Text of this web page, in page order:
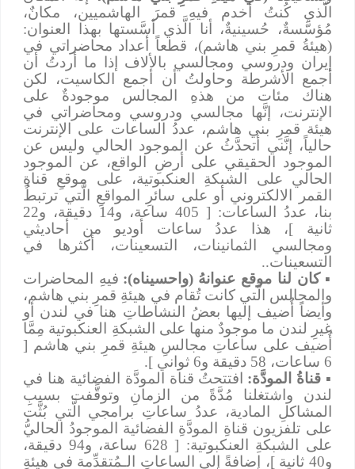
الَّذي كُنتُ أخدم فيهِ قمرَ الهاشميين، مكانٌ،
مُؤسَّسةٌ، حُسينيةٌ، أنا الَّذي أسَّستها بهذا العنوان:
(هيئةُ قمرِ بني هاشم)، قطعاً أعداد محاضراتي في
إيران ودروسي ومجالسي بالألاف إذا ما أردتُ أن
أجمع الأشرطة وحاولتُ أن أجمع الكاسيت، لكن
هناك مئات من هذهِ المجالس موجودةٌ على
الإنترنت، إنَّها مجالسي ودروسي ومحاضراتي في
هيئة قمرِ بني هاشم، عددُ الساعات على الإنترنت
حالياً، إنَّني أتحدَّثُ عن الموجود الحالي وليس عن
الموجود الحقيقي على أرضِ الواقع، عن الموجود
الحالي على الشبكةِ العنكبوتية، على موقعِ قناةِ
القمر الالكتروني أو على سائرِ المواقعِ الَّتي ترتبطُ
بنا، عددُ الساعات: [ 405 ساعة، و14 دقيقة، و22
ثانية ]، هذا عددُ ساعات أوديو من أحاديثي
ومجالسي الثمانينات، التسعينات، أكثرها في
التسعينات..
كان لنا موقع عنوانهُ (واحسيناه):فيهِ المحاضرات
والمجالس الَّتي كانت تُقام في هيئةِ قمرِ بني هاشم،
وأيضاً أُضيف إليها بعضُ النشاطاتِ هنا في لندن أو
غيرِ لندن ما موجودٌ منها على الشبكةِ العنكبوتية مِمَّا
أُضيف على ساعاتِ مجالسِ هيئةِ قمرِ بني هاشم [
6 ساعات، 58 دقيقة و6 ثواني ].
قناةُ المودَّة:افتتحتُ قناة المودَّة الفضائية هنا في
لندن واشتغلنا مُدَّةً من الزمانِ وتوقَّفت بسببِ
المشاكلِ المادية، عددُ ساعاتِ برامجي الَّتي بُثَّت
على تلفزيون قناةِ المودَّةِ الفضائية الموجودُ الحاليُّ
على الشبكةِ العنكبوتية: [ 628 ساعة، و94 دقيقة،
و40 ثانية ]، إضافةً إلى الساعاتِ الـمُتقدِّمة في هيئةِ